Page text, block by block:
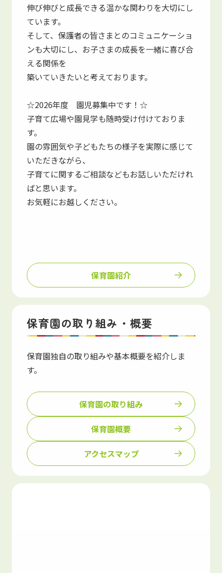
伸び伸びと成長できる温かな関わりを大切にし
ています。
そして、保護者の皆さまとのコミュニケーショ
ンも大切にし、お子さまの成長を一緒に喜び合
える関係を
築いていきたいと考えております。
☆2026年度 園児募集中です！☆
子育て広場や園見学も随時受け付けておりま
す。
園の雰囲気や子どもたちの様子を実際に感じて
いただきながら、
子育てに関するご相談などもお話しいただけれ
ばと思います。
お気軽にお越しください。
保育園紹介
保育園の取り組み・概要
保育園独自の取り組みや基本概要を紹介しま
す。
保育園の取り組み
保育園概要
アクセスマップ